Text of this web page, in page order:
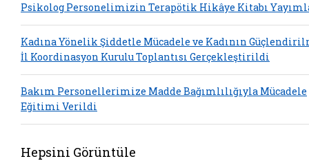
Psikolog Personelimizin Terapötik Hikâye Kitabı
Kadına Yönelik Şiddetle Mücadele ve Kadının
İl Koordinasyon Kurulu Toplantısı Gerçekleştirildi
Bakım Personellerimize Madde Bağımlılığıyla Mücadele
Eğitimi Verildi
Hepsini Görüntüle